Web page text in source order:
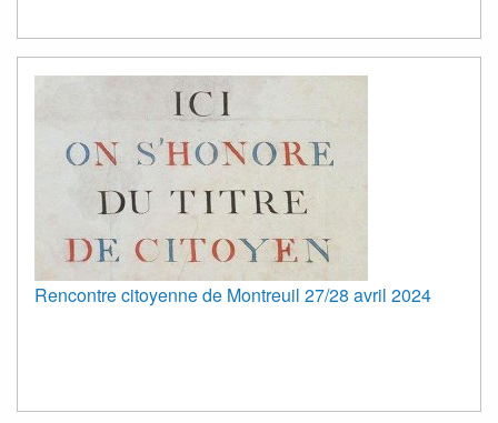
Rencontre citoyenne de Montreuil 27/28 avril 2024